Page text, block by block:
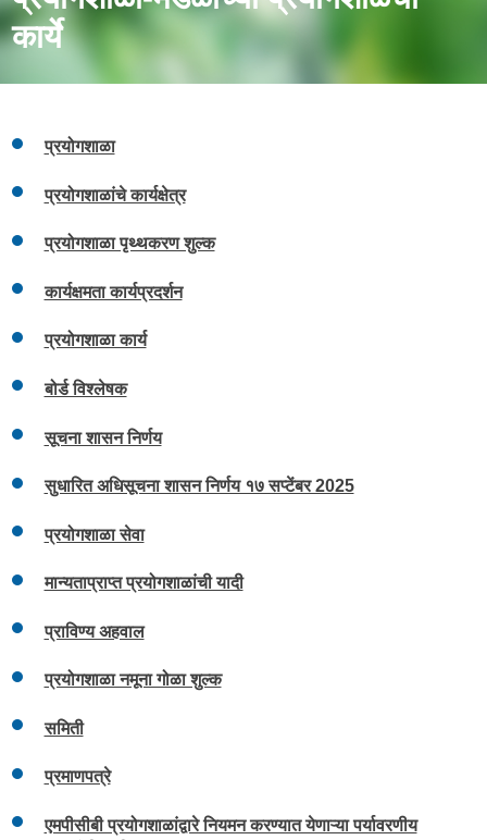
कार्ये
प्रयोगशाळा
प्रयोगशाळांचे कार्यक्षेत्र
प्रयोगशाळा पृथ्थकरण शुल्क
कार्यक्षमता कार्यप्रदर्शन
प्रयोगशाळा कार्य
बोर्ड विश्लेषक
सूचना शासन निर्णय
सुधारित अधिसूचना शासन निर्णय १७ सप्टेंबर 2025
प्रयोगशाळा सेवा
मान्यताप्राप्त प्रयोगशाळांची यादी
प्राविण्य अहवाल
प्रयोगशाळा नमूना गोळा शुल्क
समिती
प्रमाणपत्रे
एमपीसीबी प्रयोगशाळांद्वारे नियमन करण्यात येणाऱ्या पर्यावरणीय